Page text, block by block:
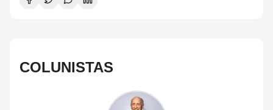
para shows, ensaios em família e experiências
COLUNISTAS